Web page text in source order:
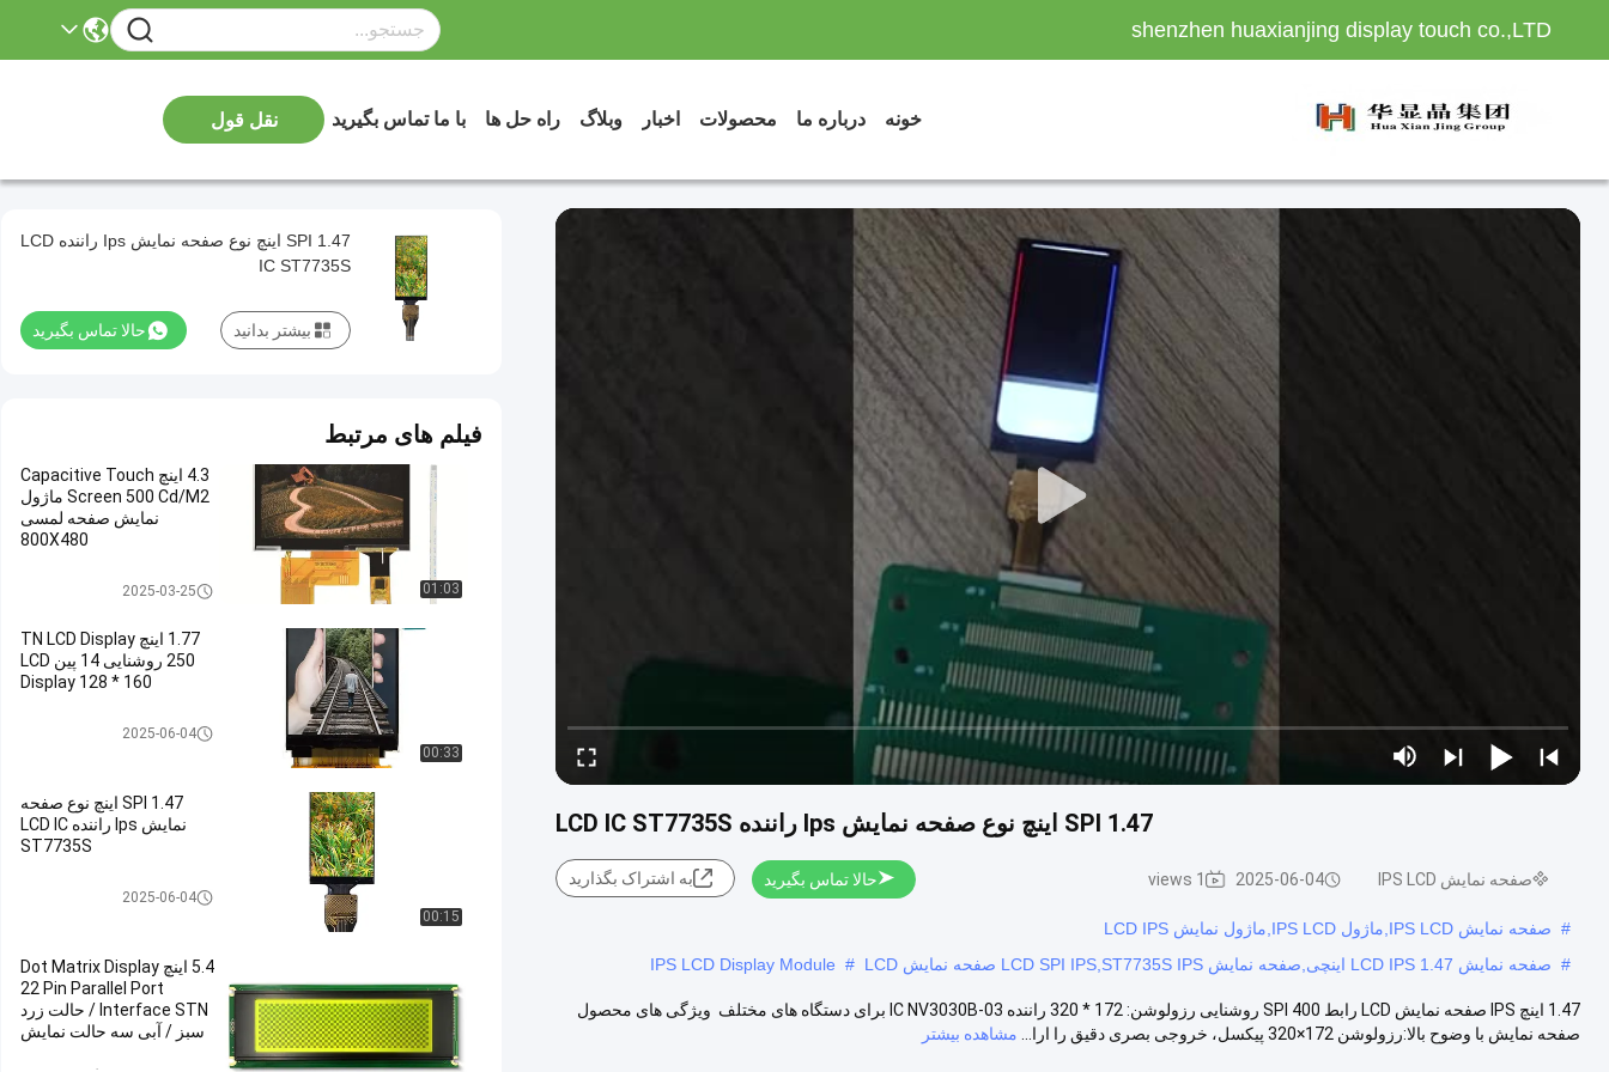
shenzhen huaxianjing display touch co.,LTD
خونه درباره ما محصولات اخبار وبلاگ راه حل ها با ما تماس بگیرید نقل قول
SPI 1.47 اینچ نوع صفحه نمایش Ips راننده LCD IC ST7735S
صفحه نمایش IPS LCD 2025-06-04
1 views حالا تماس بگیرید به اشتراک بگذارید
# صفحه نمایش IPS LCD,ماژول IPS LCD,ماژول نمایش LCD IPS
# صفحه نمایش LCD IPS 1.47 اینچی,صفحه نمایش LCD SPI IPS,ST7735S IPS صفحه نمایش LCD #
IPS LCD Display Module
1.47 اینچ IPS صفحه نمایش LCD رابط SPI 400 روشنایی رزولوشن: 172 * 320 راننده IC NV3030B-03 برای دستگاه های مختلف ​ ویژگی های محصول​
صفحه نمایش با وضوح بالا:رزولوشن 172×320 پیکسل، خروجی بصری دقیق را ارا...
مشاهده بیشتر
SPI 1.47 اینچ نوع صفحه نمایش Ips راننده LCD
IC ST7735S
حالا تماس بگیرید بیشتر بدانید
فیلم های مرتبط
01:03
4.3 اینچ Capacitive Touch
Screen 500 Cd/M2 ماژول
نمایش صفحه لمسی
800X480
صفحه نمایش ماشین2025-03-25
00:33
1.77 اینچ TN LCD Display
250 روشنایی 14 پین LCD
Display 128 * 160
صفحه نمایش IPS LCD2025-06-04
00:15
SPI 1.47 اینچ نوع صفحه
نمایش Ips راننده LCD IC
ST7735S
صفحه نمایش IPS LCD2025-06-04
5.4 اینچ Dot Matrix Display
22 Pin Parallel Port
Interface STN / حالت زرد
سبز / آبی سه حالت نمایش